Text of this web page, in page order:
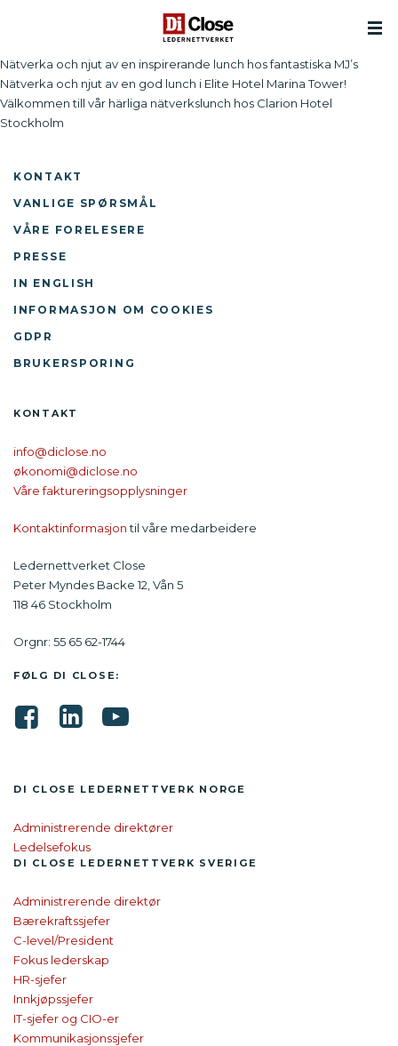
Nätverka och njut av en inspirerande lunch hos fantastiska MJ’s
Nätverka och njut av en god lunch i Elite Hotel Marina Tower!
Välkommen till vår härliga nätverkslunch hos Clarion Hotel
Stockholm
KONTAKT
VANLIGE SPØRSMÅL
VÅRE FORELESERE
PRESSE
IN ENGLISH
INFORMASJON OM COOKIES
GDPR
BRUKERSPORING
KONTAKT
info@diclose.no
økonomi@diclose.no
Våre faktureringsopplysninger
Kontaktinformasjontil våre medarbeidere
Ledernettverket Close
Peter Myndes Backe 12, Vån 5
118 46 Stockholm
Orgnr: 55 65 62-1744
FØLG DI CLOSE:
DI CLOSE LEDER­NETTVERK NORGE
Administrerende direktører
Ledelsefokus
DI CLOSE LEDER­NETTVERK SVERIGE
Administrerende direktør
Bærekraftssjefer
C-level/President
Fokus lederskap
HR-sjefer
Innkjøpssjefer
IT-sjefer og CIO-er
Kommunikasjonssjefer